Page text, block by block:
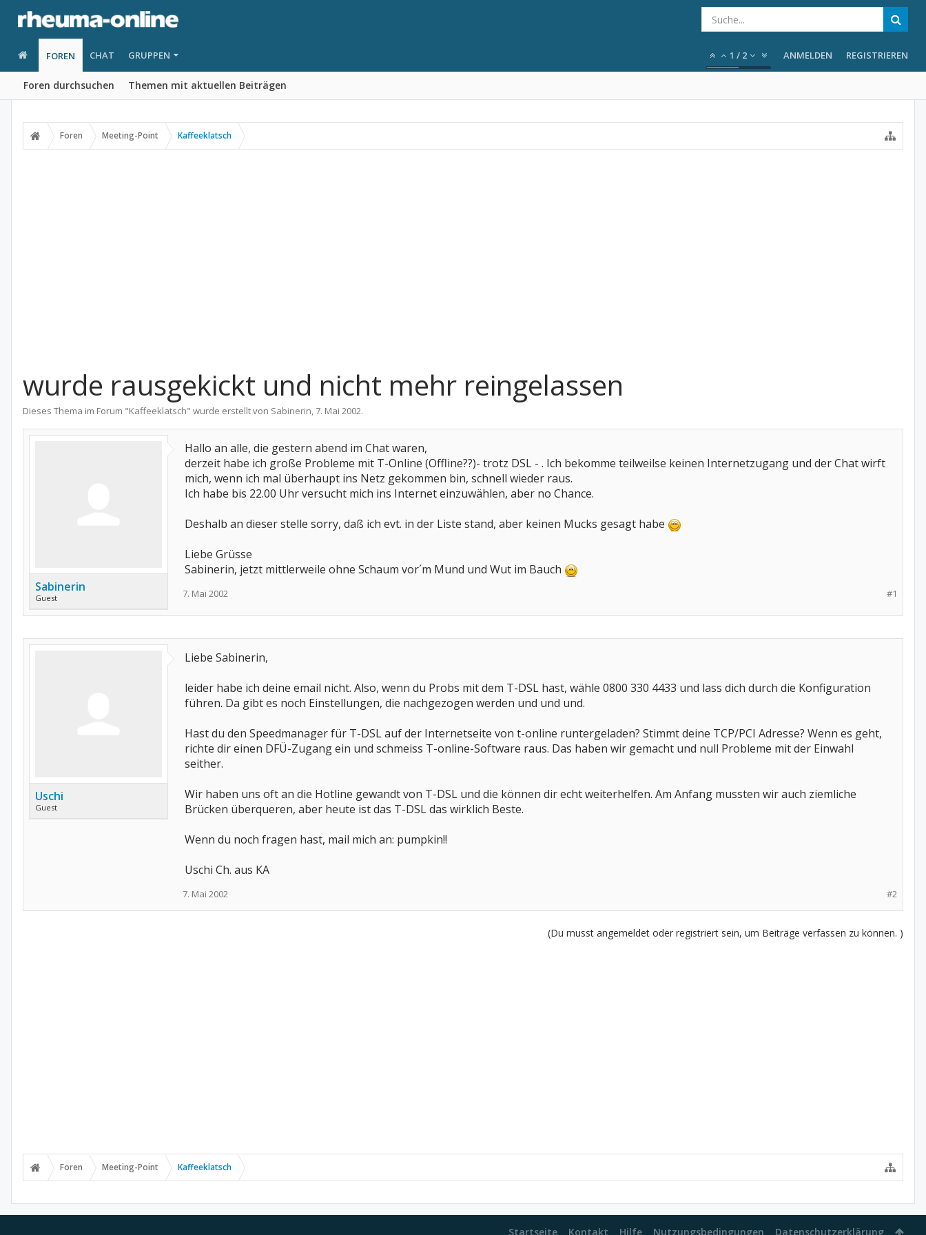
FOREN
Foren durchsuchen Themen mit aktuellen Beiträgen
CHAT GRUPPEN 1 / 2 ANMELDEN REGISTRIEREN
Foren Meeting-Point Kaffeeklatsch
wurde rausgekickt und nicht mehr reingelassen
Dieses Thema im Forum "Kaffeeklatsch" wurde erstellt von Sabinerin, 7. Mai 2002.
Sabinerin
Guest
Hallo an alle, die gestern abend im Chat waren,
derzeit habe ich große Probleme mit T-Online (Offline??)- trotz DSL - . Ich bekomme teilweilse keinen Internetzugang und der Chat wirft
mich, wenn ich mal überhaupt ins Netz gekommen bin, schnell wieder raus.
Ich habe bis 22.00 Uhr versucht mich ins Internet einzuwählen, aber no Chance.
Deshalb an dieser stelle sorry, daß ich evt. in der Liste stand, aber keinen Mucks gesagt habe
Liebe Grüsse
Sabinerin, jetzt mittlerweile ohne Schaum vor´m Mund und Wut im Bauch
#1
7. Mai 2002
Uschi
Guest
Liebe Sabinerin,
leider habe ich deine email nicht. Also, wenn du Probs mit dem T-DSL hast, wähle 0800 330 4433 und lass dich durch die Konfiguration
führen. Da gibt es noch Einstellungen, die nachgezogen werden und und und.
Hast du den Speedmanager für T-DSL auf der Internetseite von t-online runtergeladen? Stimmt deine TCP/PCI Adresse? Wenn es geht,
richte dir einen DFÜ-Zugang ein und schmeiss T-online-Software raus. Das haben wir gemacht und null Probleme mit der Einwahl
seither.
Wir haben uns oft an die Hotline gewandt von T-DSL und die können dir echt weiterhelfen. Am Anfang mussten wir auch ziemliche
Brücken überqueren, aber heute ist das T-DSL das wirklich Beste.
Wenn du noch fragen hast, mail mich an: pumpkin!!
Uschi Ch. aus KA
#2
7. Mai 2002
(Du musst angemeldet oder registriert sein, um Beiträge verfassen zu können. )
Foren Meeting-Point Kaffeeklatsch
Startseite Kontakt Hilfe Nutzungsbedingungen Datenschutzerklärung